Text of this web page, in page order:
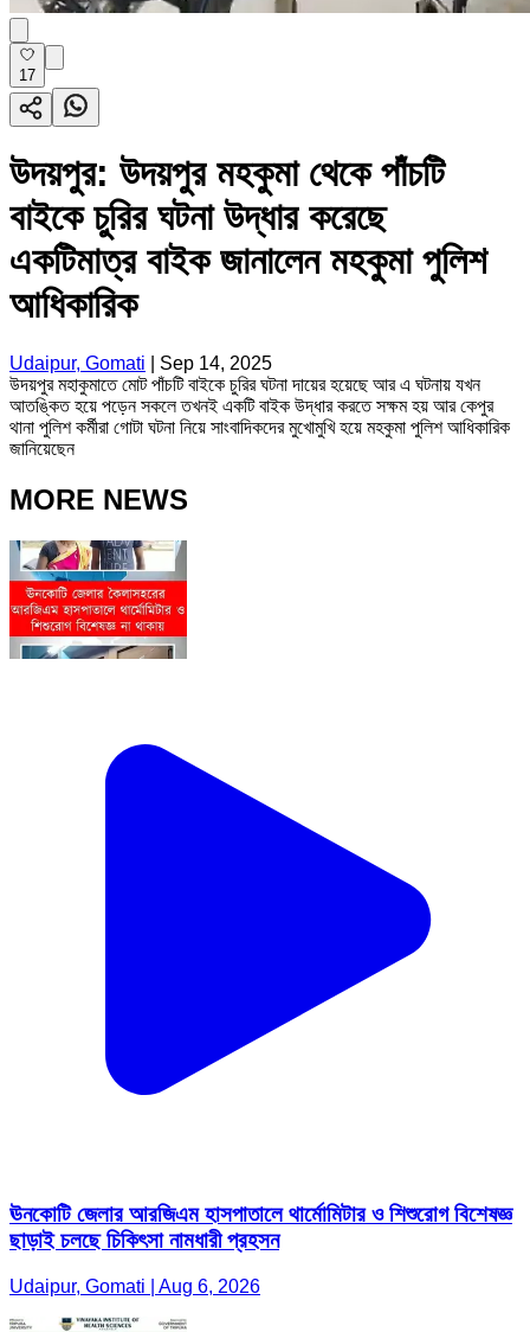
17
উদয়পুর: উদয়পুর মহকুমা থেকে পাঁচটি
বাইকে চুরির ঘটনা উদ্ধার করেছে
একটিমাত্র বাইক জানালেন মহকুমা পুলিশ
আধিকারিক
Udaipur, Gomati
Sep 14, 2025
উদয়পুর মহাকুমাতে মোট পাঁচটি বাইকে চুরির ঘটনা দায়ের হয়েছে আর এ ঘটনায় যখন
আতঙ্কিত হয়ে পড়েন সকলে তখনই একটি বাইক উদ্ধার করতে সক্ষম হয় আর কেপুর
থানা পুলিশ কর্মীরা গোটা ঘটনা নিয়ে সাংবাদিকদের মুখোমুখি হয়ে মহকুমা পুলিশ আধিকারিক
জানিয়েছেন
MORE NEWS
ঊনকোটি জেলার আরজিএম হাসপাতালে থার্মোমিটার ও শিশুরোগ বিশেষজ্ঞ
ছাড়াই চলছে চিকিৎসা নামধারী প্রহসন
Udaipur, Gomati | Aug 6, 2026